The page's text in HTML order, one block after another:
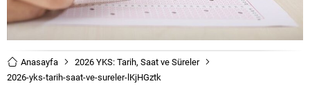
Anasayfa
2026 YKS: Tarih, Saat ve Süreler
2026-yks-tarih-saat-ve-sureler-lKjHGztk